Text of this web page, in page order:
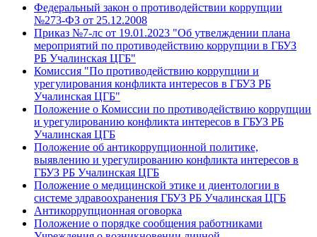
Федеральный закон о противодействии коррупции
№273-ФЗ от 25.12.2008
Приказ №7-лс от 19.01.2023 "Об утвелждении плана
мероприятий по противодействию коррупции в ГБУЗ
РБ Учалинская ЦГБ"
Комиссия "По противодействию коррупции и
урегулирования конфликта интересов в ГБУЗ РБ
Учалинская ЦГБ"
Положение о Комиссии по противодействию коррупции
и урегулированию конфликта интересов в ГБУЗ РБ
Учалинская ЦГБ
Положение об антикоррупционной политике,
выявлению и урегулированию конфликта интересов в
ГБУЗ РБ Учалинская ЦГБ
Положение о медицинской этике и диентологии в
системе здравоохранения ГБУЗ РБ Учалинская ЦГБ
Антикоррупционная оговорка
Положение о порядке сообщения работниками